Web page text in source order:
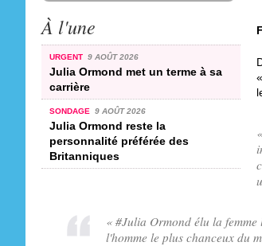
À l'une
URGENT 9 AOÛT 2026
Julia Ormond met un terme à sa
carrière
SONDAGE 9 AOÛT 2026
Julia Ormond reste la
personnalité préférée des
Britanniques
«
« #Julia Ormond élu la
l'homme le plus chanceux du